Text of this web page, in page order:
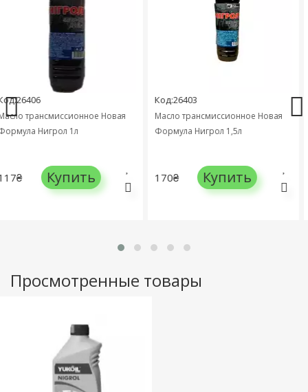
трансмиссионное Новая
Нигрол 1л
Купить
Код:26403
Масло трансмиссионное Новая
Формула Нигрол 1,5л
170₴ Купить
Просмотренные товары